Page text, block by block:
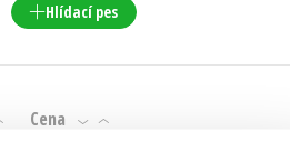
Hlídací pes
Cena